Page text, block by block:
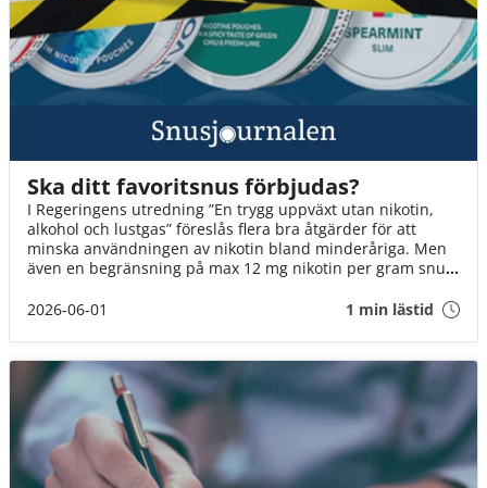
Ska ditt favoritsnus förbjudas?
I Regeringens utredning ”En trygg uppväxt utan nikotin,
alkohol och lustgas” föreslås flera bra åtgärder för att
minska användningen av nikotin bland minderåriga. Men
även en begränsning på max 12 mg nikotin per gram snus
mycket hårt slag mot Sveriges snusare. Om inte
kommer 3 av 4 av oss att drabbas.
2026-06-01 1 min lästid